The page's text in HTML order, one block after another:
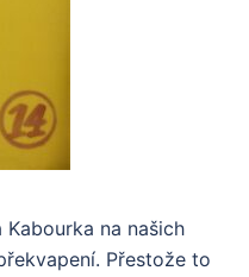
Kabourka na našich
Přestože to